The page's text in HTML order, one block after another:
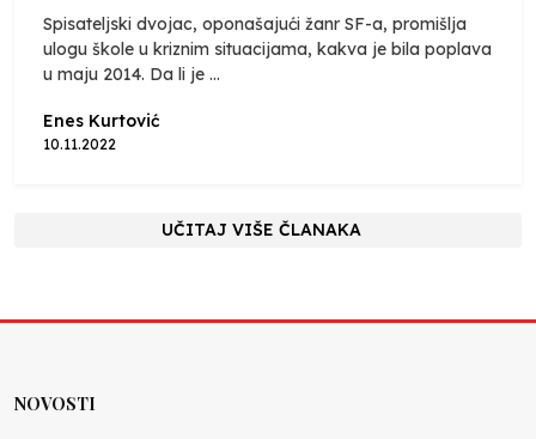
Spisateljski dvojac, oponašajući žanr SF-a, promišlja
ulogu škole u kriznim situacijama, kakva je bila poplava
u maju 2014. Da li je ...
Enes Kurtović
10.11.2022
UČITAJ VIŠE ČLANAKA
NOVOSTI